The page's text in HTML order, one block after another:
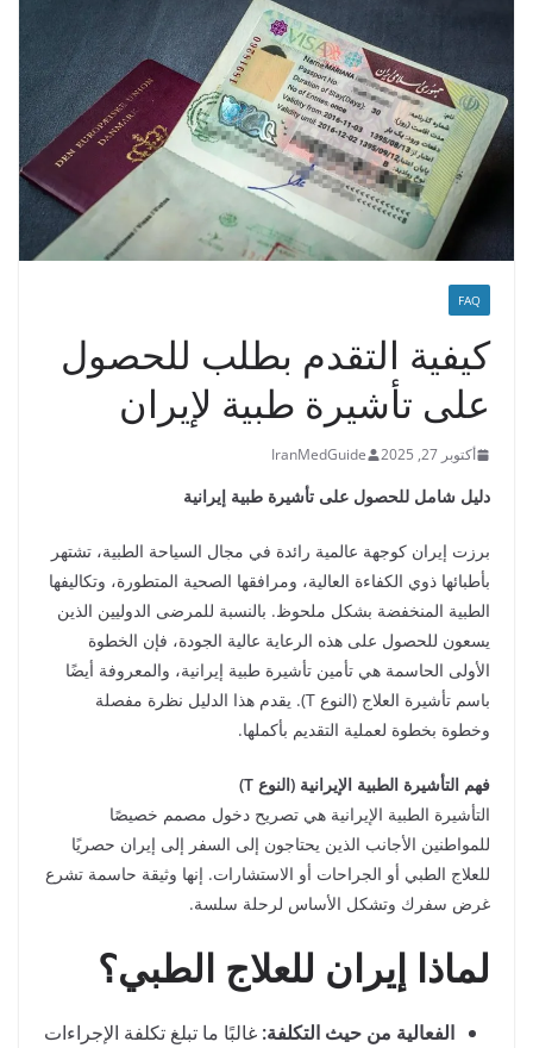
FAQ
كيفية التقدم بطلب للحصول
على تأشيرة طبية لإيران
أكتوبر 27, 2025 IranMedGuide
دليل شامل للحصول على تأشيرة طبية إيرانية
برزت إيران كوجهة عالمية رائدة في مجال السياحة الطبية، تشتهر
بأطبائها ذوي الكفاءة العالية، ومرافقها الصحية المتطورة، وتكاليفها
الطبية المنخفضة بشكل ملحوظ. بالنسبة للمرضى الدوليين الذين
يسعون للحصول على هذه الرعاية عالية الجودة، فإن الخطوة
الأولى الحاسمة هي تأمين تأشيرة طبية إيرانية، والمعروفة أيضًا
باسم تأشيرة العلاج (النوع T). يقدم هذا الدليل نظرة مفصلة
وخطوة بخطوة لعملية التقديم بأكملها.
فهم التأشيرة الطبية الإيرانية (النوع T)
التأشيرة الطبية الإيرانية هي تصريح دخول مصمم خصيصًا
للمواطنين الأجانب الذين يحتاجون إلى السفر إلى إيران حصريًا
للعلاج الطبي أو الجراحات أو الاستشارات. إنها وثيقة حاسمة تشرع
غرض سفرك وتشكل الأساس لرحلة سلسة.
لماذا إيران للعلاج الطبي؟
الفعالية من حيث التكلفة: غالبًا ما تبلغ تكلفة الإجراءات